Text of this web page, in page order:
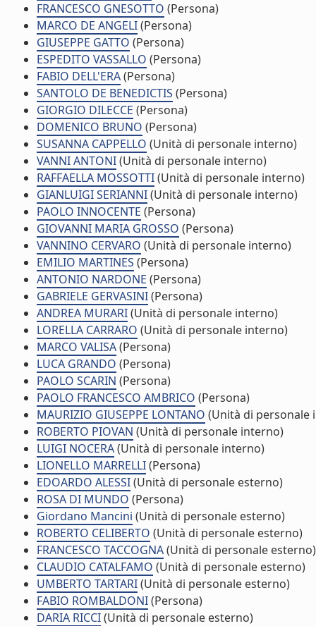
FRANCESCO GNESOTTO (Persona)
MARCO DE ANGELI(Persona)
GIUSEPPE GATTO (Persona)
ESPEDITO VASSALLO (Persona)
FABIO DELL'ERA(Persona)
SANTOLO DE BENEDICTIS (Persona)
GIORGIO DILECCE (Persona)
DOMENICO BRUNO (Persona)
SUSANNA CAPPELLO (Unità di personale interno)
VANNI ANTONI(Unità di personale interno)
RAFFAELLA MOSSOTTI(Unità di personale interno)
GIANLUIGI SERIANNI(Unità di personale interno)
PAOLO INNOCENTE (Persona)
GIOVANNI MARIA GROSSO (Persona)
VANNINO CERVARO (Unità di personale interno)
EMILIO MARTINES (Persona)
ANTONIO NARDONE (Persona)
GABRIELE GERVASINI(Persona)
ANDREA MURARI(Unità di personale interno)
LORELLA CARRARO (Unità di personale interno)
MARCO VALISA(Persona)
LUCA GRANDO (Persona)
PAOLO SCARIN (Persona)
PAOLO FRANCESCO AMBRICO (Persona)
MAURIZIO GIUSEPPE LONTANO (Unità di personale
ROBERTO PIOVAN (Unità di personale interno)
LUIGI NOCERA(Unità di personale interno)
LIONELLO MARRELLI(Persona)
EDOARDO ALESSI(Unità di personale esterno)
ROSA DI MUNDO (Persona)
Giordano Mancini (Unità di personale esterno)
ROBERTO CELIBERTO (Unità di personale esterno)
FRANCESCO TACCOGNA(Unità di personale esterno)
CLAUDIO CATALFAMO (Unità di personale esterno)
UMBERTO TARTARI(Unità di personale esterno)
FABIO ROMBALDONI(Persona)
DARIA RICCI(Unità di personale esterno)